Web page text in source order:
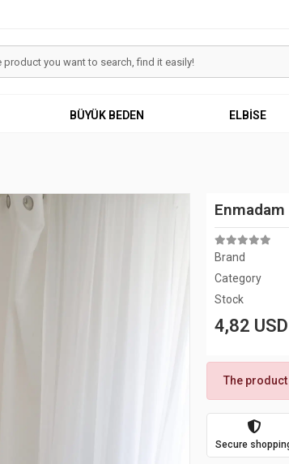
BÜYÜK BEDEN ELBİSE
Enmadam
Brand
Category
Stock
4,82 USD
The
Secure